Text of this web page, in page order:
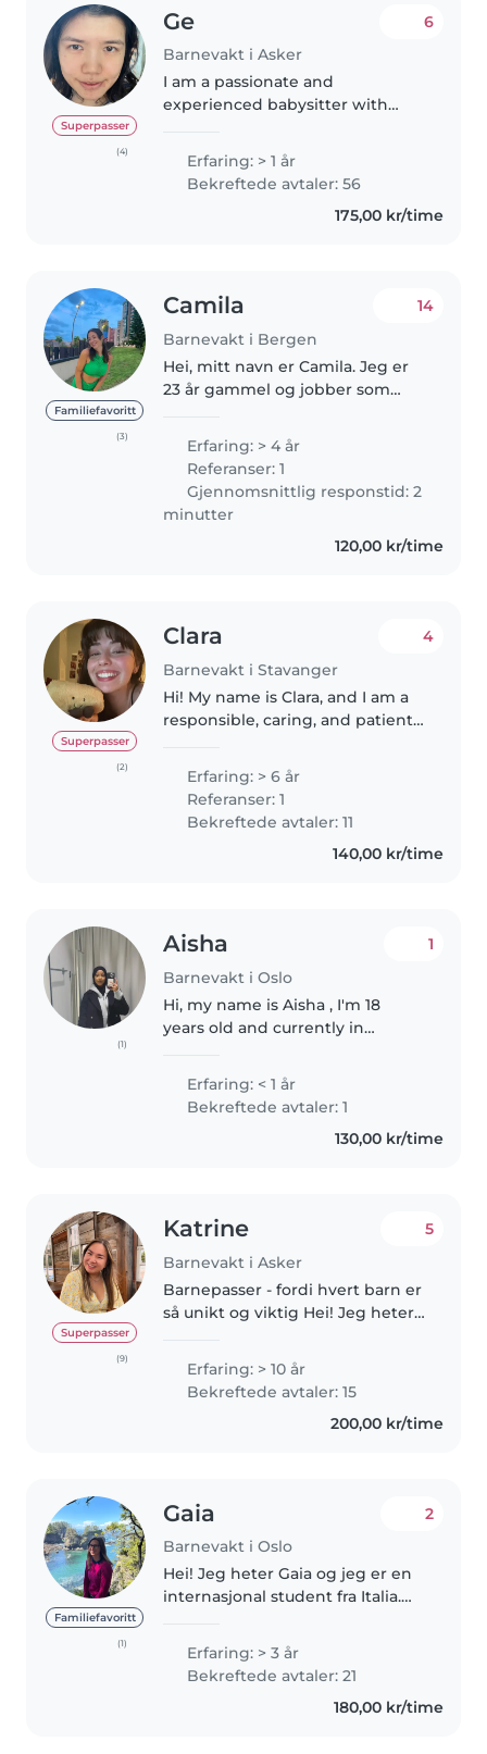
Superpasser
(4)
Ge
Barnevakt i Asker
6
I am a passionate and
experienced babysitter with
for children with diverse needs.
With a bachelor degree in
Erfaring: > 1 år
Bekreftede avtaler: 56
175,00 kr/time
Familiefavoritt
(3)
Camila
Barnevakt i Bergen
14
Hei, mitt navn er Camila. Jeg er
23 år gammel og jobber som
pediatrisk grunnleggende
livreddende førstehjelp, samt
utdanning innen
autismespekterforstyrrelser,..
Erfaring: > 4 år
Referanser: 1
Gjennomsnittlig responstid: 2
minutter
120,00 kr/time
Superpasser
(2)
Clara
Barnevakt i Stavanger
4
Hi! My name is Clara, and I am a
responsible, caring, and patient
time with children. I am reliable,
organized, and always make sure
kids feel safe, comfortable,..
Erfaring: > 6 år
Referanser: 1
Bekreftede avtaler: 11
140,00 kr/time
(1)
Aisha
Barnevakt i Oslo
1
Hi, my name is Aisha , I'm 18
years old and currently in
responsible person who loves
spending time with children.
Looking after kids has always
Erfaring: < 1 år
Bekreftede avtaler: 1
130,00 kr/time
Superpasser
(9)
Katrine
Barnevakt i Asker
5
Barnepasser - fordi hvert barn er
så unikt og viktig Hei! Jeg heter
NSKI Musikkteater Bachelor i
Oslo. Jeg synger, spiller piano,
lager egne sanger, driver..
Erfaring: > 10 år
Bekreftede avtaler: 15
200,00 kr/time
Familiefavoritt
(1)
Gaia
Barnevakt i Oslo
2
Hei! Jeg heter Gaia og jeg er en
internasjonal student fra Italia.
Jeg var ansvarlig for å passe på
barna 4-13 år gammel. Jeg
Erfaring: > 3 år
Bekreftede avtaler: 21
180,00 kr/time